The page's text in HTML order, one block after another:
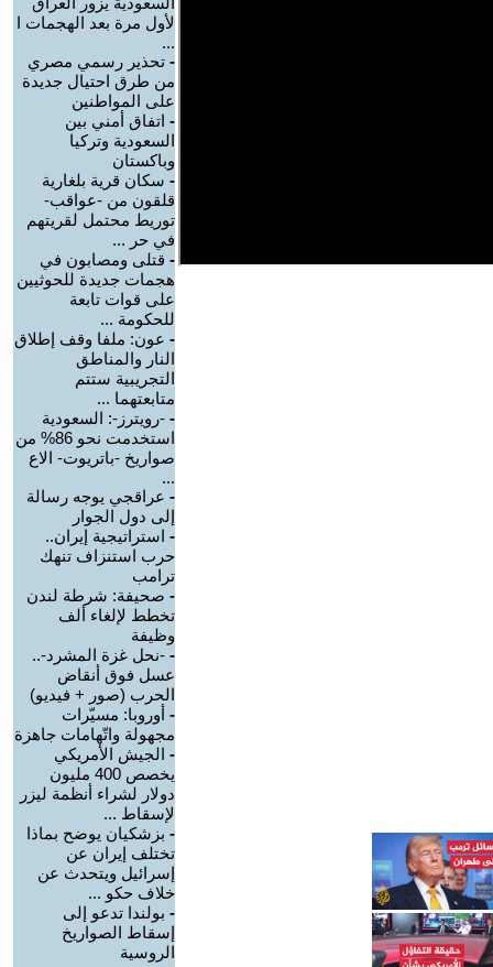
لأول مرة بعد الهجمات ا
...
- تحذير رسمي مصري
من طرق احتيال جديدة
على المواطنين
- اتفاق أمني بين
السعودية وتركيا
وباكستان
- سكان قرية بلغارية
قلقون من -عواقب-
توريط محتمل لقريتهم
في حر ...
- قتلى ومصابون في
هجمات جديدة للحوثيين
على قوات تابعة
للحكومة ...
- عون: ملفا وقف إطلاق
النار والمناطق
التجريبية ستتم
متابعتهما ...
- -رويترز-: السعودية
استخدمت نحو 86% من
صواريخ -باتريوت- الاع
...
- عراقجي يوجه رسالة
إلى دول الجوار
- استراتيجية إيران..
حرب استنزاف تنهك
ترامب
- صحيفة: شرطة لندن
تخطط لإلغاء ألف
وظيفة
- -نحل غزة المشرد-..
عسل فوق أنقاض
الحرب (صور + فيديو)
- أوروبا: مسيّرات
مجهولة واتّهامات جاهزة
- الجيش الأمريكي
يخصص 400 مليون
دولار لشراء أنظمة ليزر
لإسقاط ...
- بزشكيان يوضح بماذا
تختلف إيران عن
إسرائيل ويتحدث عن
خلاف حكو ...
- بولندا تدعو إلى
إسقاط الصواريخ
الروسية